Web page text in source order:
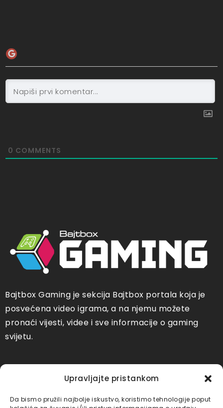
Upravljajte pristankom
Da bismo pružili najbolje iskustvo, koristimo tehnologije poput
0 COMMENTS
Bajtbox Gaming je sekcija Bajtbox portala koja je
posvećena video igrama, a na njemu možete
pronaći vijesti, videe i sve informacije o gaming
svijetu.
Društvene mreže
Bajtbox Youtube Bajtbox TikTok